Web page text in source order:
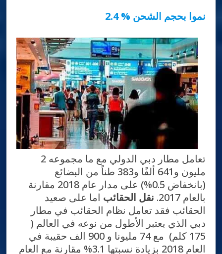
2.4 % نموا بحجم الشحن
تعامل مطار دبي الدولي مع ما مجموعه 2
مليون و641 ألفًا و383 طناً من البضائع
(بانخفاض 0.5%) على مدار عام 2018 مقارنة
بالعام 2017.
نقل الحقائب اما على صعيد
الحقائب فقد تعامل نظام الحقائب في مطار
دبي الذي يعتبر الأطول من نوعه في العالم (
175 كلم) مع 74 مليونا و 900 الف حقيبة في
العام 2018 بزيادة نسبتها 3.1% مقارنة مع العام